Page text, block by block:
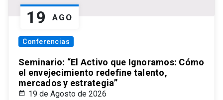
19 AGO
Conferencias
Seminario: “El Activo que Ignoramos: Cómo
el envejecimiento redefine talento,
mercados y estrategia”
19 de Agosto de 2026